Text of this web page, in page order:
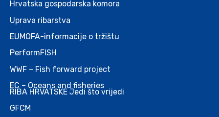
Hrvatska gospodarska komora
Uprava ribarstva
EUMOFA-informacije o tržištu
PerformFISH
WWF – Fish forward project
EC – Oceans and fisheries
RIBA HRVATSKE Jedi što vrijedi
GFCM